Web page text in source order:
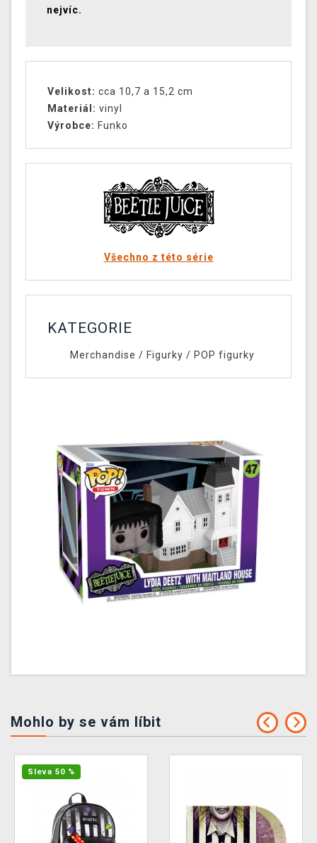
nejvíc.
Velikost: cca 10,7 a 15,2 cm
Materiál: vinyl
Výrobce: Funko
Všechno z této série
KATEGORIE
Merchandise / Figurky / POP figurky
Mohlo by se vám líbit
Sleva 50 %